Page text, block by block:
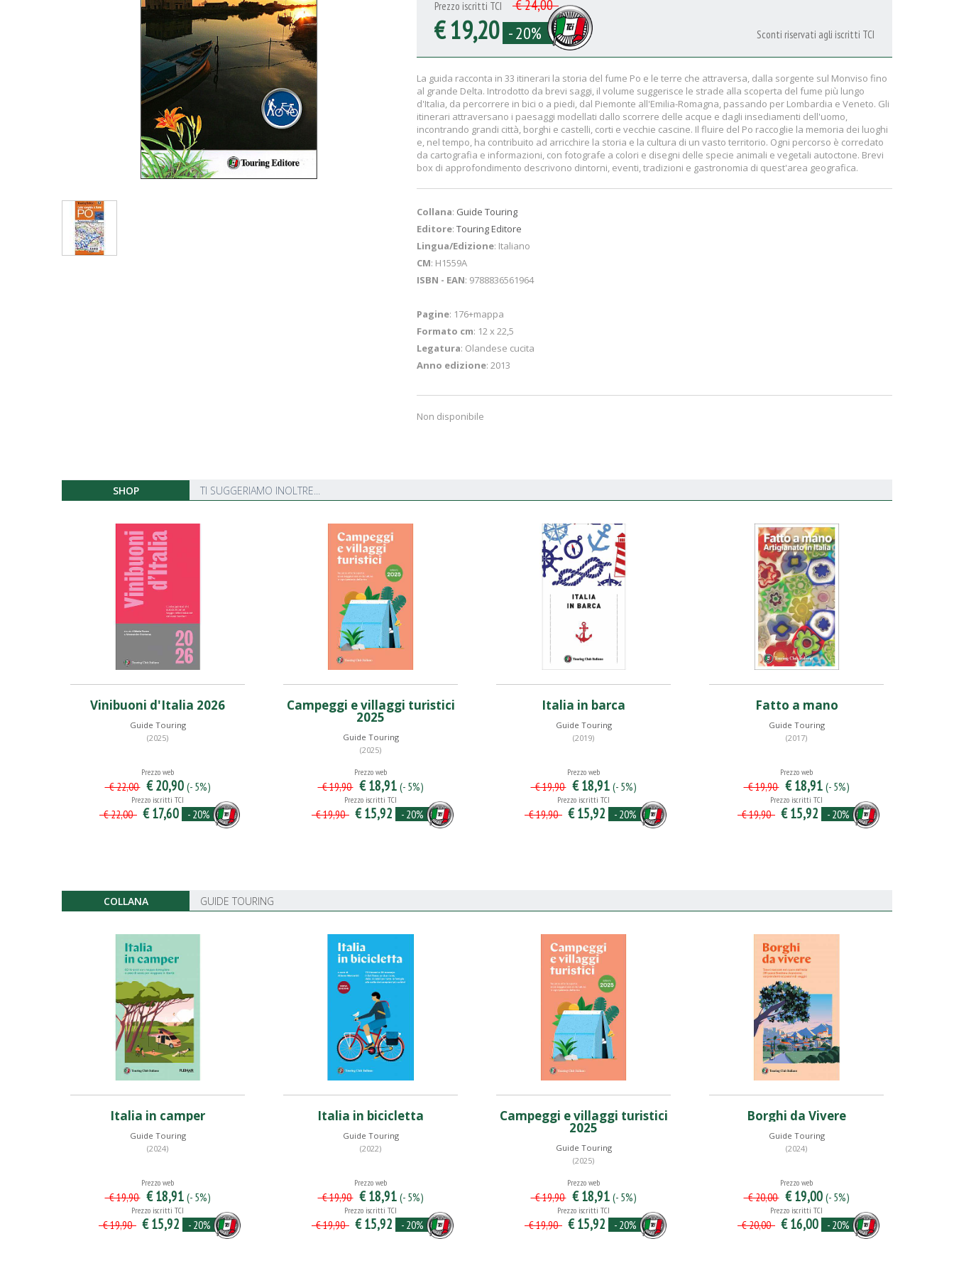
Prezzo iscritti TCI € 24,00
€ 19,20 - 20% Sconti riservati agli iscritti TCI
La guida racconta in 33 itinerari la storia del fume Po e le terre che attraversa, dalla sorgente sul Monviso fino
al grande Delta. Introdotto da brevi saggi, il volume suggerisce le strade alla scoperta del fume più lungo
d'Italia, da percorrere in bici o a piedi, dal Piemonte all'Emilia-Romagna, passando per Lombardia e Veneto. Gli
itinerari attraversano i paesaggi modellati dallo scorrere delle acque e dagli insediamenti dell'uomo,
incontrando grandi città, borghi e castelli, corti e vecchie cascine. Il fluire del Po raccoglie la memoria dei luoghi
e, nel tempo, ha contribuito ad arricchire la storia e la cultura di un vasto territorio. Ogni percorso è corredato
da cartografia e informazioni, con fotografe a colori e disegni delle specie animali e vegetali autoctone. Brevi
box di approfondimento descrivono dintorni, eventi, tradizioni e gastronomia di quest'area geografica.
Collana: Guide Touring
Editore: Touring Editore
Lingua/Edizione: Italiano
CM: H1559A
ISBN - EAN: 9788836561964
Pagine: 176+mappa
Formato cm: 12 x 22,5
Legatura: Olandese cucita
Anno edizione: 2013
Non disponibile
SHOP TI SUGGERIAMO INOLTRE...
Vinibuoni d'Italia 2026
Guide Touring
(2025)
Prezzo web
€ 22,00 € 20,90 (- 5%)
Prezzo iscritti TCI
€ 22,00 € 17,60 - 20%
Campeggi e villaggi turistici
2025
Guide Touring
(2025)
Prezzo web
€ 19,90 € 18,91 (- 5%)
Prezzo iscritti TCI
€ 19,90 € 15,92 - 20%
Italia in barca
Guide Touring
(2019)
Prezzo web
€ 19,90 € 18,91 (- 5%)
Prezzo iscritti TCI
€ 19,90 € 15,92 - 20%
Fatto a mano
Guide Touring
(2017)
Prezzo web
€ 19,90 € 18,91 (- 5%)
Prezzo iscritti TCI
€ 19,90 € 15,92 - 20%
COLLANA GUIDE TOURING
Italia in camper
Guide Touring
(2024)
Prezzo web
€ 19,90 € 18,91 (- 5%)
Prezzo iscritti TCI
€ 19,90 € 15,92 - 20%
Italia in bicicletta
Guide Touring
(2022)
Prezzo web
€ 19,90 € 18,91 (- 5%)
Prezzo iscritti TCI
€ 19,90 € 15,92 - 20%
Campeggi e villaggi turistici
2025
Guide Touring
(2025)
Prezzo web
€ 19,90 € 18,91 (- 5%)
Prezzo iscritti TCI
€ 19,90 € 15,92 - 20%
Borghi da Vivere
Guide Touring
(2024)
Prezzo web
€ 20,00 € 19,00 (- 5%)
Prezzo iscritti TCI
€ 20,00 € 16,00 - 20%